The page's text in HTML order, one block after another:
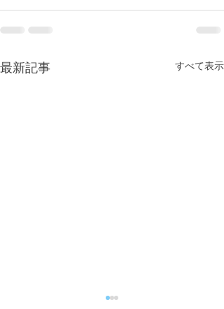
最新記事 すべて表示